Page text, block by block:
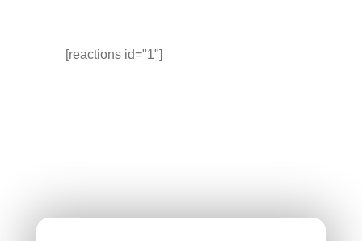
[reactions id="1"]